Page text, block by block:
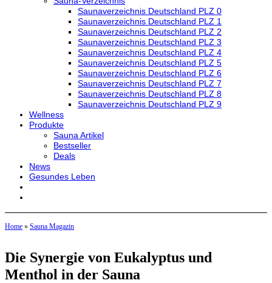
Saunaverzeichnis Deutschland PLZ 0
Saunaverzeichnis Deutschland PLZ 1
Saunaverzeichnis Deutschland PLZ 2
Saunaverzeichnis Deutschland PLZ 3
Saunaverzeichnis Deutschland PLZ 4
Saunaverzeichnis Deutschland PLZ 5
Saunaverzeichnis Deutschland PLZ 6
Saunaverzeichnis Deutschland PLZ 7
Saunaverzeichnis Deutschland PLZ 8
Saunaverzeichnis Deutschland PLZ 9
Wellness
Produkte
Sauna Artikel
Bestseller
Deals
News
Gesundes Leben
Home » Sauna Magazin
Die Synergie von Eukalyptus und
Menthol in der Sauna